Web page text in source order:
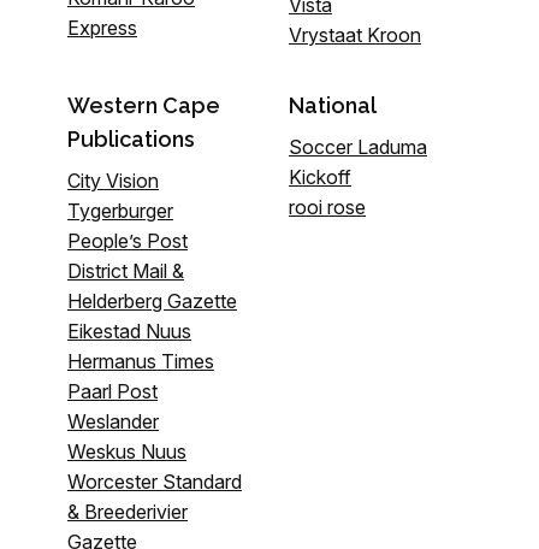
Express
Vista
Vrystaat Kroon
Western Cape
Publications
City Vision
Tygerburger
People’s Post
District Mail &
Helderberg Gazette
Eikestad Nuus
Hermanus Times
Paarl Post
Weslander
Weskus Nuus
Worcester Standard
& Breederivier
Gazette
National
Soccer Laduma
Kickoff
rooi rose